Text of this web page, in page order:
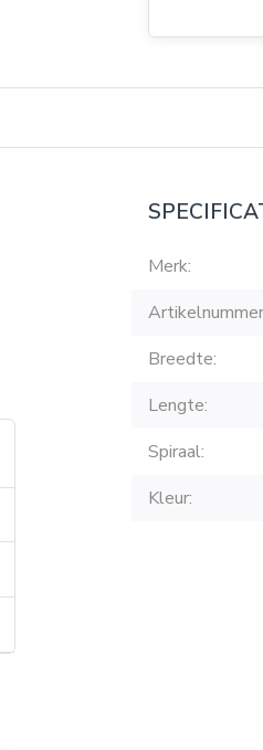
Merk:
Breedte:
Lengte:
Spiraal:
Kleur: